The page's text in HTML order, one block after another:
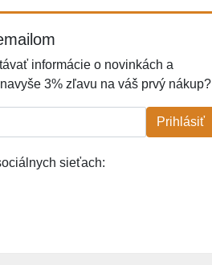
informácie o novinkách a
3% zľavu na váš prvý nákup?
Prihlásiť
sieťach: